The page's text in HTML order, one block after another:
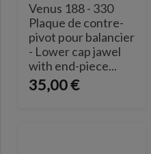
Venus 188 - 330
Plaque de contre-
pivot pour balancier
- Lower cap jawel
with end-piece...
35,00 €